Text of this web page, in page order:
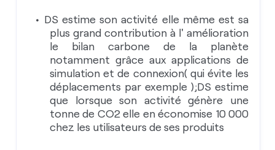
DS estime son activité elle même est sa
plus grand contribution à l' amélioration
le bilan carbone de la planète
notamment grâce aux applications de
simulation et de connexion( qui évite les
déplacements par exemple );DS estime
que lorsque son activité génère une
tonne de CO2 elle en économise 10 000
chez les utilisateurs de ses produits